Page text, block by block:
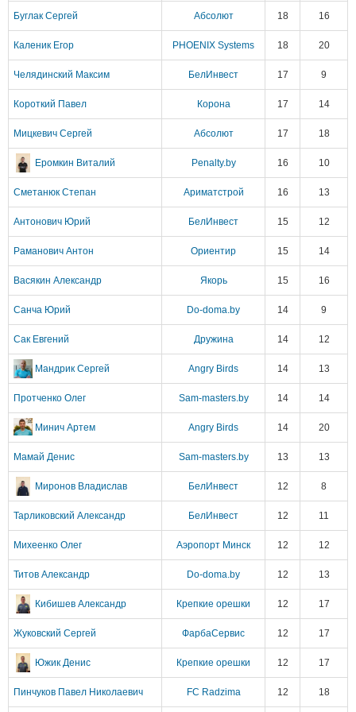
Буглак Сергей Абсолют 18 16
Каленик Егор PHOENIX Systems 18 20
Челядинский Максим БелИнвест 17 9
Короткий Павел Корона 17 14
Мицкевич Сергей Абсолют 17 18
Еромкин Виталий Penalty.by 16 10
Сметанюк Степан Ариматстрой 16 13
Антонович Юрий БелИнвест 15 12
Раманович Антон Ориентир 15 14
Васякин Александр Якорь 15 16
Санча Юрий Do-doma.by 14 9
Сак Евгений Дружина 14 12
Мандрик Сергей Angry Birds 14 13
Протченко Олег Sam-masters.by 14 14
Минич Артем Angry Birds 14 20
Мамай Денис Sam-masters.by 13 13
Миронов Владислав БелИнвест 12 8
Тарликовский Александр БелИнвест 12 11
Михеенко Олег Аэропорт Минск 12 12
Титов Александр Do-doma.by 12 13
Кибишев Александр Крепкие орешки 12 17
Жуковский Сергей ФарбаСервис 12 17
Южик Денис Крепкие орешки 12 17
Пинчуков Павел Николаевич FC Radzima 12 18